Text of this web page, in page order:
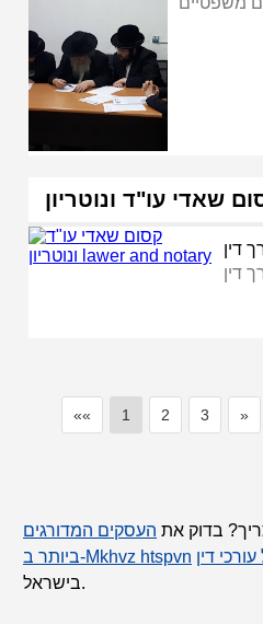
דין
דין
«« 1 2 3 »
בדוק את העסקים המדורגים
ביותר ב-Mkhvz htspvn דין
בישראל.